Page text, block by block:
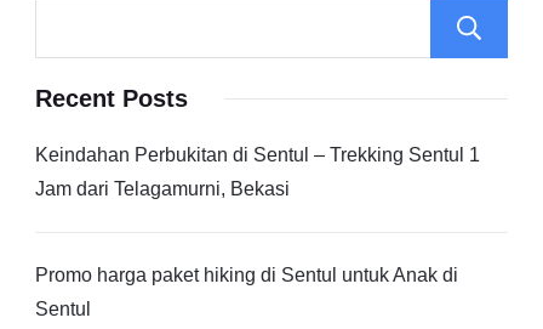
Recent Posts
Keindahan Perbukitan di Sentul – Trekking Sentul 1
Jam dari Telagamurni, Bekasi
Promo harga paket hiking di Sentul untuk Anak di
Sentul